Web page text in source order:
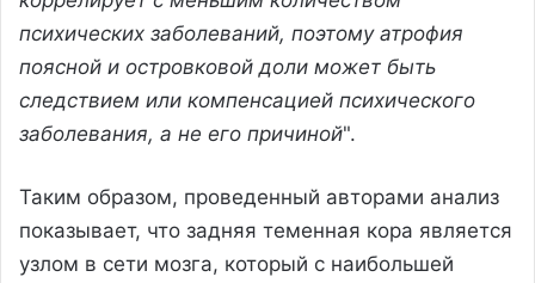
психических заболеваний, поэтому атрофия
поясной и островковой доли может быть
следствием или компенсацией психического
заболевания, а не его причиной".
Таким образом, проведенный авторами анализ
показывает, что задняя теменная кора является
узлом в сети мозга, который с наибольшей